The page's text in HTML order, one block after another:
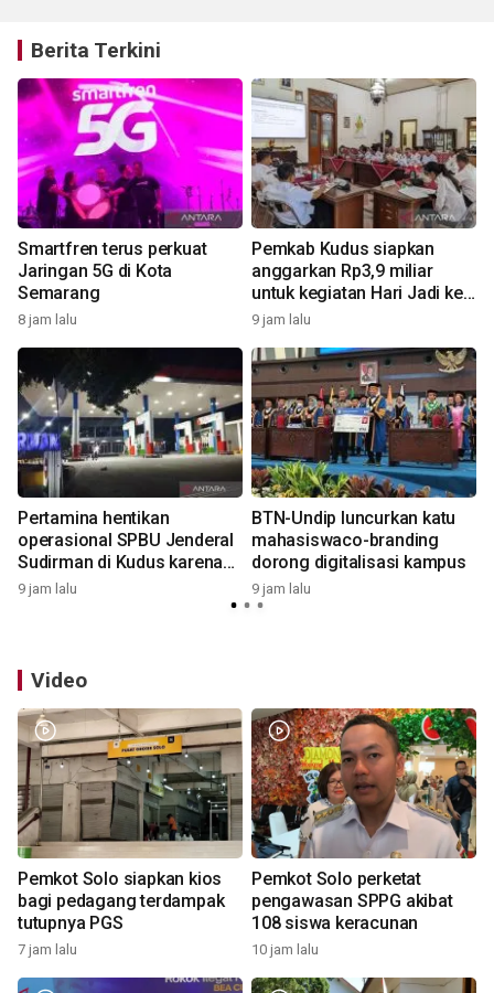
Berita Terkini
Smartfren terus perkuat
Jaringan 5G di Kota
Semarang
8 jam lalu
Pemkab Kudus siapkan
anggarkan Rp3,9 miliar
untuk kegiatan Hari Jadi ke-
477
9 jam lalu
Pertamina hentikan
operasional SPBU Jenderal
Sudirman di Kudus karena
belum penuhi SOP
9 jam lalu
BTN-Undip luncurkan katu
mahasiswaco-branding
dorong digitalisasi kampus
9 jam lalu
Video
Pemkot Solo siapkan kios
bagi pedagang terdampak
tutupnya PGS
7 jam lalu
Pemkot Solo perketat
pengawasan SPPG akibat
108 siswa keracunan
10 jam lalu